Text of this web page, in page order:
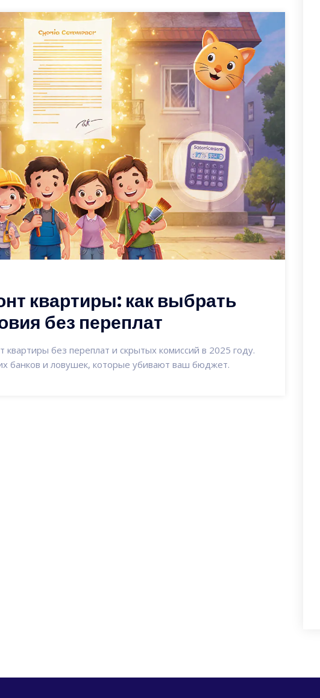
квартиры: как выбрать
без переплат
квартиры без переплат и скрытых комиссий в 2025 году.
банков и ловушек, которые убивают ваш бюджет.